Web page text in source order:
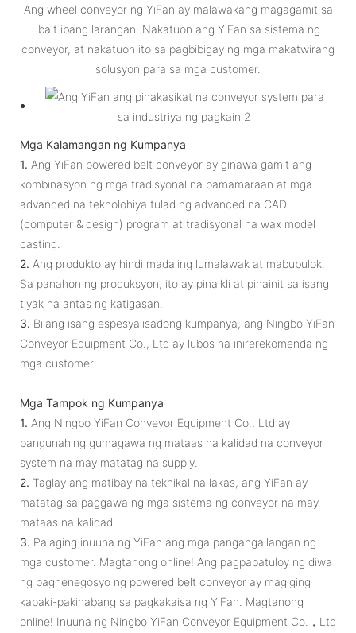
Ang wheel conveyor ng YiFan ay malawakang magagamit sa
iba't ibang larangan. Nakatuon ang YiFan sa sistema ng
conveyor, at nakatuon ito sa pagbibigay ng mga makatwirang
solusyon para sa mga customer.
Mga Kalamangan ng Kumpanya
1. Ang YiFan powered belt conveyor ay ginawa gamit ang
kombinasyon ng mga tradisyonal na pamamaraan at mga
advanced na teknolohiya tulad ng advanced na CAD
(computer & design) program at tradisyonal na wax model
casting.
2. Ang produkto ay hindi madaling lumalawak at mabubulok.
Sa panahon ng produksyon, ito ay pinaikli at pinainit sa isang
tiyak na antas ng katigasan.
3. Bilang isang espesyalisadong kumpanya, ang Ningbo YiFan
Conveyor Equipment Co., Ltd ay lubos na inirerekomenda ng
mga customer.
Mga Tampok ng Kumpanya
1. Ang Ningbo YiFan Conveyor Equipment Co., Ltd ay
pangunahing gumagawa ng mataas na kalidad na conveyor
system na may matatag na supply.
2. Taglay ang matibay na teknikal na lakas, ang YiFan ay
matatag sa paggawa ng mga sistema ng conveyor na may
mataas na kalidad.
3. Palaging inuuna ng YiFan ang mga pangangailangan ng
mga customer. Magtanong online! Ang pagpapatuloy ng diwa
ng pagnenegosyo ng powered belt conveyor ay magiging
kapaki-pakinabang sa pagkakaisa ng YiFan. Magtanong
online! Inuuna ng Ningbo YiFan Conveyor Equipment Co.，Ltd